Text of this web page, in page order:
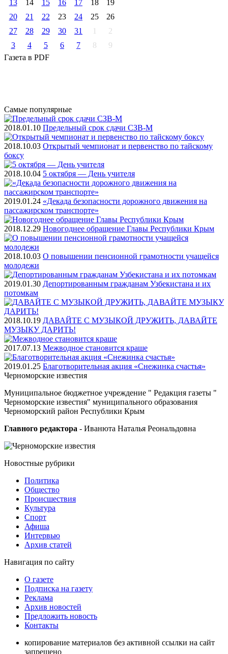
13
14 15 16 17 18
19
20
21 22 23 24 25
26
27
28 29 30 31 1
2
3
4 5 6 7 8
9
Газета в PDF
Самые популярные
2018.01.10 Предельный срок сдачи СЗВ-М
2018.10.03 Открытый чемпионат и первенство по тайскому
боксу
2018.10.04 5 октября — День учителя
2019.01.24 «Декада безопасности дорожного движения на
пассажирском транспорте»
2018.12.29 Новогоднее обращение Главы Республики Крым
2018.10.03 О повышении пенсионной грамотности учащейся
молодежи
2019.01.30 Депортированным гражданам Узбекистана и их
потомкам
2018.10.19 ДАВАЙТЕ С МУЗЫКОЙ ДРУЖИТЬ, ДАВАЙТЕ
МУЗЫКУ ДАРИТЬ!
2017.07.13 Межводное становится краше
2019.01.25 Благотворительная акция «Снежинка счастья»
Черноморские известия
Муниципальное бюджетное учреждение " Редакция газеты "
Черноморские известия" муниципального образования
Черноморский район Республики Крым
Главного редактора - Иванюта Наталья Реональдовна
Новостные рубрики
Политика
Общество
Проиcшествия
Культура
Спорт
Афиша
Интервью
Архив статей
Навигация по сайту
О газете
Подписка на газету
Реклама
Архив новостей
Предложить новость
Контакты
копирование материалов без активной ссылки на сайт
запрещено